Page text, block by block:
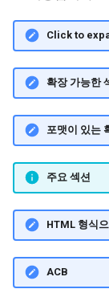
Click to
확장 가능한
포맷이 있는
주요 섹션
HTML 형식
ACB